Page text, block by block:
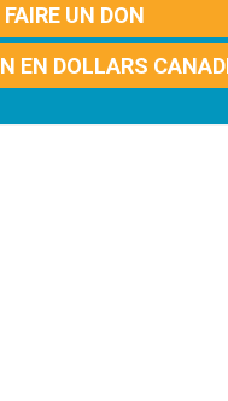
FAIRE UN DON
EN DOLLARS